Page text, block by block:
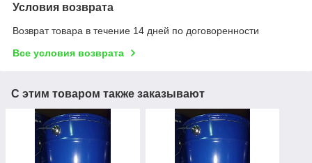
Условия возврата
Возврат товара в течение 14 дней по договоренности
Все условия возврата
С этим товаром также заказывают